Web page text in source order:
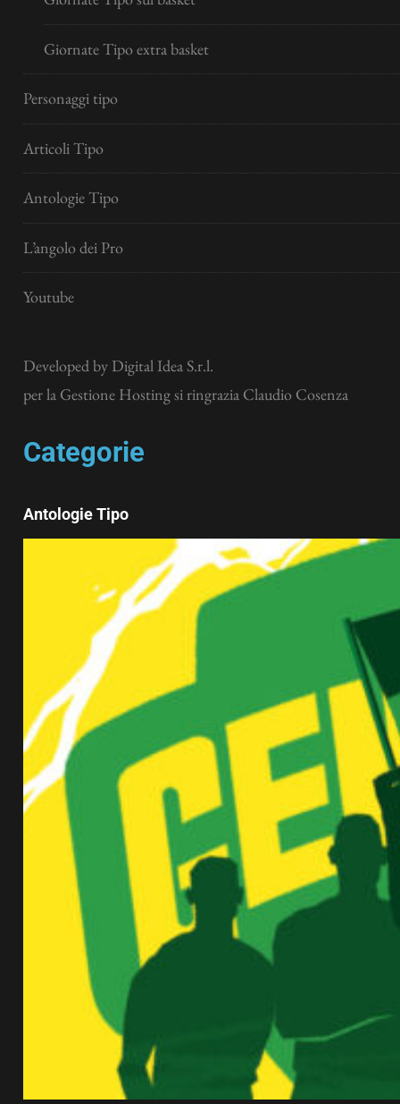
Giornate Tipo extra basket
Personaggi tipo
Articoli Tipo
Antologie Tipo
L’angolo dei Pro
Youtube
Developed by Digital Idea S.r.l.
per la Gestione Hosting si ringrazia Claudio Cosenza
Categorie
Antologie Tipo